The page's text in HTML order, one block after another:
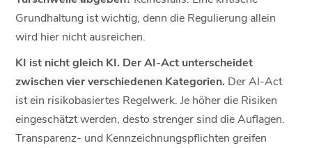
Grundhaltung ist wichtig, denn die Regulierung allein
wird hier nicht ausreichen.
KI ist nicht gleich KI. Der AI-Act unterscheidet
zwischen vier verschiedenen Kategorien. Der AI-Act
ist ein risikobasiertes Regelwerk. Je höher die Risiken
eingeschätzt werden, desto strenger sind die Auflagen.
Transparenz- und Kennzeichnungspflichten greifen